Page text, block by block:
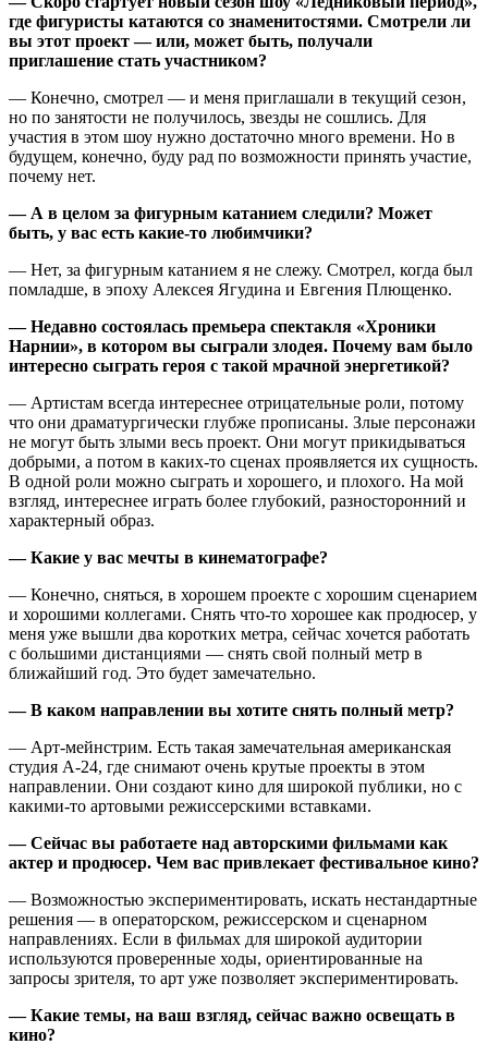
где фигуристы катаются со знаменитостями. Смотрели ли
вы этот проект — или, может быть, получали
приглашение стать участником?
— Конечно, смотрел — и меня приглашали в текущий сезон,
но по занятости не получилось, звезды не сошлись. Для
участия в этом шоу нужно достаточно много времени. Но в
будущем, конечно, буду рад по возможности принять участие,
почему нет.
— А в целом за фигурным катанием следили? Может
быть, у вас есть какие-то любимчики?
— Нет, за фигурным катанием я не слежу. Смотрел, когда был
помладше, в эпоху Алексея Ягудина и Евгения Плющенко.
— Недавно состоялась премьера спектакля «Хроники
Нарнии», в котором вы сыграли злодея. Почему вам было
интересно сыграть героя с такой мрачной энергетикой?
— Артистам всегда интереснее отрицательные роли, потому
что они драматургически глубже прописаны. Злые персонажи
не могут быть злыми весь проект. Они могут прикидываться
добрыми, а потом в каких-то сценах проявляется их сущность.
В одной роли можно сыграть и хорошего, и плохого. На мой
взгляд, интереснее играть более глубокий, разносторонний и
характерный образ.
— Какие у вас мечты в кинематографе?
— Конечно, сняться, в хорошем проекте с хорошим сценарием
и хорошими коллегами. Снять что-то хорошее как продюсер, у
меня уже вышли два коротких метра, сейчас хочется работать
с большими дистанциями — снять свой полный метр в
ближайший год. Это будет замечательно.
— В каком направлении вы хотите снять полный метр?
— Арт-мейнстрим. Есть такая замечательная американская
студия А-24, где снимают очень крутые проекты в этом
направлении. Они создают кино для широкой публики, но с
какими-то артовыми режиссерскими вставками.
— Сейчас вы работаете над авторскими фильмами как
актер и продюсер. Чем вас привлекает фестивальное кино?
— Возможностью экспериментировать, искать нестандартные
решения — в операторском, режиссерском и сценарном
направлениях. Если в фильмах для широкой аудитории
используются проверенные ходы, ориентированные на
запросы зрителя, то арт уже позволяет экспериментировать.
— Какие темы, на ваш взгляд, сейчас важно освещать в
кино?